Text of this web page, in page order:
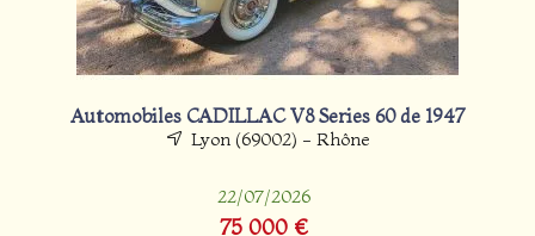
Automobiles CADILLAC V8 Series 60 de 1947
Lyon (69002) - Rhône
22/07/2026
75 000 €